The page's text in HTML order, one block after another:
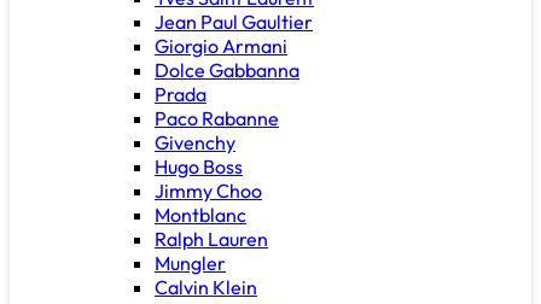
Jean Paul Gaultier
Giorgio Armani
Dolce Gabbanna
Prada
Paco Rabanne
Givenchy
Hugo Boss
Jimmy Choo
Montblanc
Ralph Lauren
Mungler
Calvin Klein